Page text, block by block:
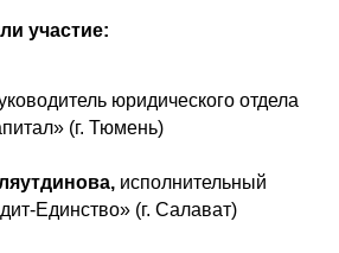
участие:
юридического отдела
(г. Тюмень)
исполнительный
Единство» (г. Салават)